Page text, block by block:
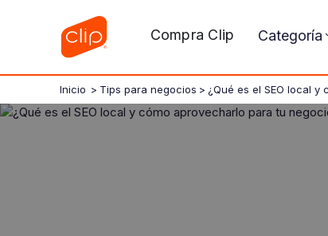
Compra Clip Categoría
Inicio > Tips para negocios > ¿Qué es el SEO local